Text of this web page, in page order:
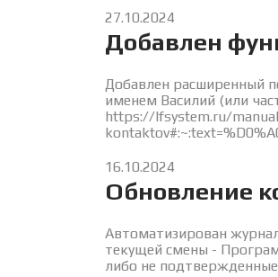
27.10.2024
Добавлен
Добавлен расширенный
именем Василий (или
https://lfsystem.ru/
16.10.2024
Обновление
Автоматизирован
текущей смены -
либо не